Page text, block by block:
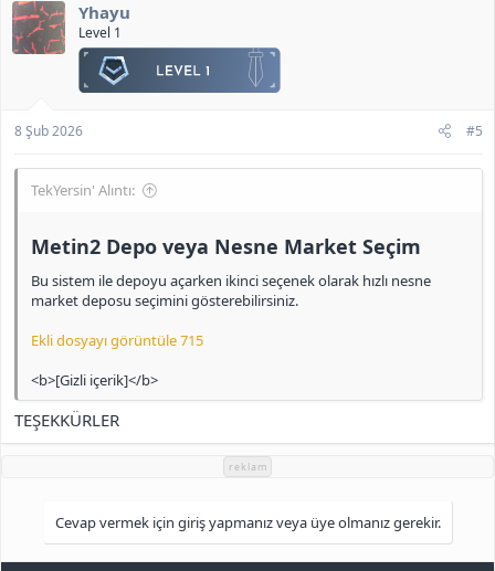
i
l
e
Yhayu
Level 1
8 Şub 2026 #5
TekYersin' Alıntı:
Metin2 Depo veya Nesne Market Seçim​
Bu sistem ile depoyu açarken ikinci seçenek olarak hızlı nesne
market deposu seçimini gösterebilirsiniz.
Ekli dosyayı görüntüle 715
<b>[Gizli içerik]</b>
TEŞEKKÜRLER
reklam
Cevap vermek için giriş yapmanız veya üye olmanız gerekir.